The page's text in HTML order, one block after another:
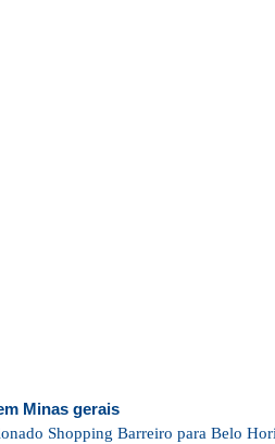
Minas gerais
Shopping Barreiro para Belo